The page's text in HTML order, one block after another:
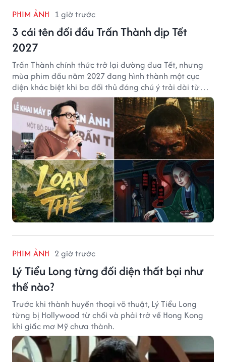
PHIM ẢNH 1 giờ trước
3 cái tên đối đầu Trấn Thành dịp Tết
2027
Trấn Thành chính thức trở lại đường đua Tết, nhưng
mùa phim đầu năm 2027 đang hình thành một cục
diện khác biệt khi ba đối thủ đáng chú ý trải dài từ
chiến tranh, võ hiệp đến kinh dị cung đấu.
PHIM ẢNH 2 giờ trước
Lý Tiểu Long từng đối diện thất bại như
thế nào?
Trước khi thành huyền thoại võ thuật, Lý Tiểu Long
từng bị Hollywood từ chối và phải trở về Hong Kong
khi giấc mơ Mỹ chưa thành.